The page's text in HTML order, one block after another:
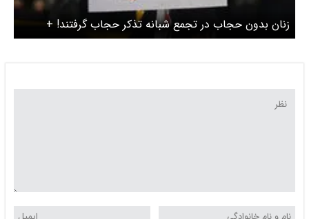
زنان بدون حجاب در تجمع شبانه تذکر حجاب گرفتند! +
عکس